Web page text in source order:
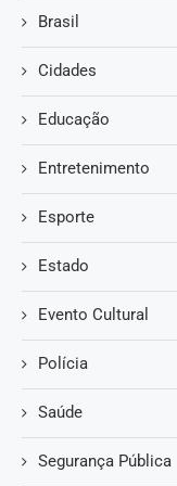
Brasil
Cidades
Educação
Entretenimento
Esporte
Estado
Evento Cultural
Polícia
Saúde
Segurança Pública